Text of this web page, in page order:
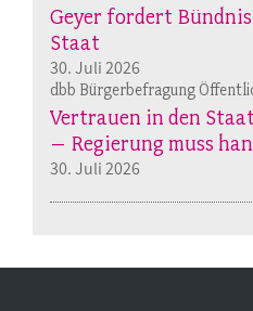
Geyer fordert
Staat
30. Juli 2026
dbb Bürgerbefragung
Vertrauen in den
– Regierung muss
30. Juli 2026